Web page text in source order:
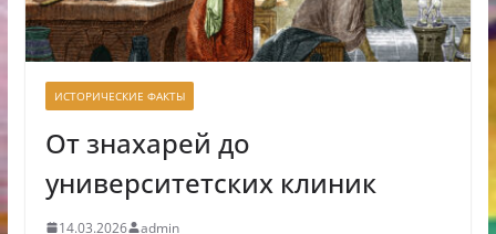
ИСТОРИЧЕСКИЕ ФАКТЫ
От знахарей до
университетских клиник
14.03.2026 admin